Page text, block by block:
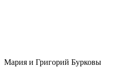
Мария и Григорий Бурковы